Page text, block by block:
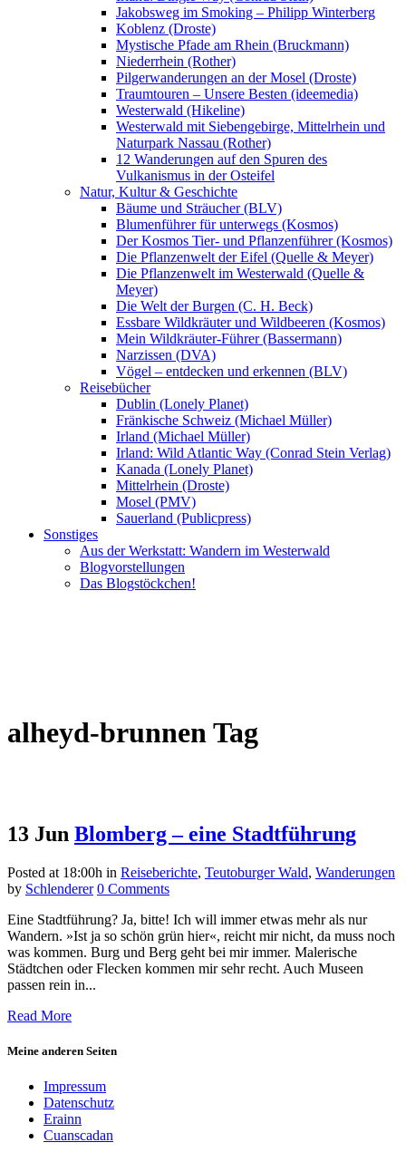
Jakobsweg im Smoking – Philipp Winterberg
Koblenz (Droste)
Mystische Pfade am Rhein (Bruckmann)
Niederrhein (Rother)
Pilgerwanderungen an der Mosel (Droste)
Traumtouren – Unsere Besten (ideemedia)
Westerwald (Hikeline)
Westerwald mit Siebengebirge, Mittelrhein und
Naturpark Nassau (Rother)
12 Wanderungen auf den Spuren des
Vulkanismus in der Osteifel
Natur, Kultur & Geschichte
Bäume und Sträucher (BLV)
Blumenführer für unterwegs (Kosmos)
Der Kosmos Tier- und Pflanzenführer (Kosmos)
Die Pflanzenwelt der Eifel (Quelle & Meyer)
Die Pflanzenwelt im Westerwald (Quelle &
Meyer)
Die Welt der Burgen (C. H. Beck)
Essbare Wildkräuter und Wildbeeren (Kosmos)
Mein Wildkräuter-Führer (Bassermann)
Narzissen (DVA)
Vögel – entdecken und erkennen (BLV)
Reisebücher
Dublin (Lonely Planet)
Fränkische Schweiz (Michael Müller)
Irland (Michael Müller)
Irland: Wild Atlantic Way (Conrad Stein Verlag)
Kanada (Lonely Planet)
Mittelrhein (Droste)
Mosel (PMV)
Sauerland (Publicpress)
Sonstiges
Aus der Werkstatt: Wandern im Westerwald
Blogvorstellungen
Das Blogstöckchen!
alheyd-brunnen Tag
13 Jun Blomberg – eine Stadtführung
Posted at 18:00h in Reiseberichte, Teutoburger Wald, Wanderungen
by Schlenderer 0 Comments
Eine Stadtführung? Ja, bitte! Ich will immer etwas mehr als nur
Wandern. »Ist ja so schön grün hier«, reicht mir nicht, da muss noch
was kommen. Burg und Berg geht bei mir immer. Malerische
Städtchen oder Flecken kommen mir sehr recht. Auch Museen
passen rein in...
Read More
Meine anderen Seiten
Impressum
Datenschutz
Erainn
Cuanscadan